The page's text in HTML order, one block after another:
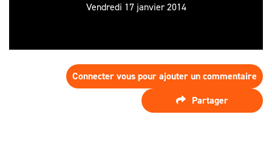
Vendredi 17 janvier 2014
Connecter vous pour ajouter un commentaire
Partager
CIVILE
ASSISTANCE ET
POSTULATION ET DE
REPRÉSENTATION